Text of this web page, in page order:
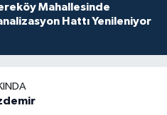
Mahallesinde
Hattı Yenileniyor